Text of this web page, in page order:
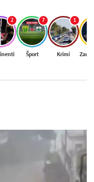
2 7
Šport
1
Krimi